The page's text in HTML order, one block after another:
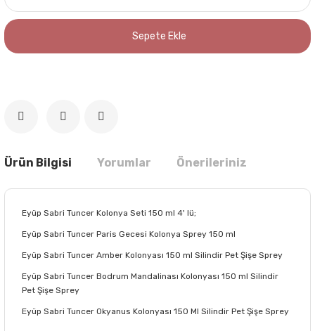
Sepete Ekle
Ürün Bilgisi Yorumlar Önerileriniz
Eyüp Sabri Tuncer Kolonya Seti 150 ml 4' lü;
Eyüp Sabri Tuncer Paris Gecesi Kolonya Sprey 150 ml
Eyüp Sabri Tuncer Amber Kolonyası 150 ml Silindir Pet Şişe Sprey
Eyüp Sabri Tuncer Bodrum Mandalinası Kolonyası 150 ml Silindir
Pet Şişe Sprey
Eyüp Sabri Tuncer Okyanus Kolonyası 150 Ml Silindir Pet Şişe Sprey